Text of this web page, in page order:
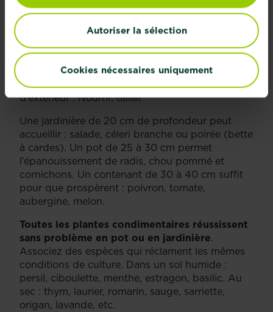
Autoriser la sélection
Cookies nécessaires uniquement
d’extérieur : Nourrir, tailler
Une jardinière de 20 cm de profondeur peut
accueillir : salade, céleri branche ou poirée (bette
à cardes). Un pot de 25 à 30 cm permet
l’épanouissement de radis, chou pommé et
cornichons. Un contenant de 30 à 40 cm suffit
pour que prospèrent : poivron, tomate,
aubergine, melon.
Toutes les plantes condimentaires réussissent
sans problème en pot ou en jardinière.
Associez des espèces qui réclament les mêmes
conditions de culture. Dans un sol humide :
persil, ciboulette, menthe, estragon, basilic. Au
sec : thym, laurier, romarin, sauge, sarriette,
origan, lavande, etc.